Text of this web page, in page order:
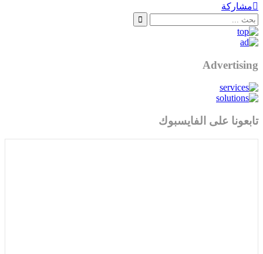
مشاركة
Advertising
تابعونا على الفايسبوك